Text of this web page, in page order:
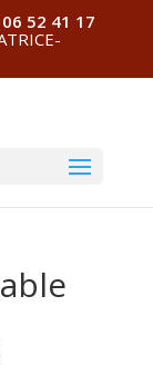
06 52 41 17